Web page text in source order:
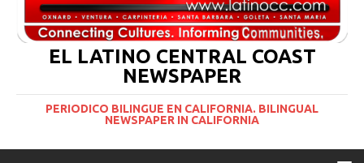
EL LATINO CENTRAL COAST
NEWSPAPER
PERIODICO BILINGUE EN CALIFORNIA. BILINGUAL
NEWSPAPER IN CALIFORNIA